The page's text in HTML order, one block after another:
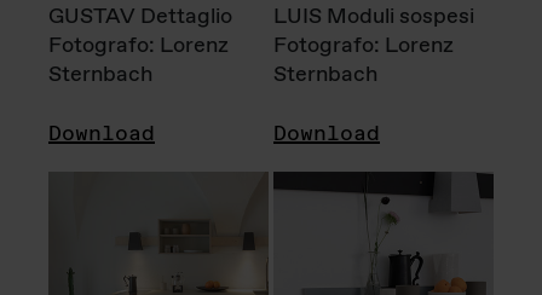
GUSTAV Dettaglio
Fotografo: Lorenz
Sternbach
Download
LUIS Moduli sospesi
Fotografo: Lorenz
Sternbach
Download